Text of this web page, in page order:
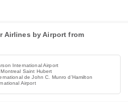
Airlines by Airport from
International Airport
Saint Hubert
de John C. Munro d'Hamilton
Airport